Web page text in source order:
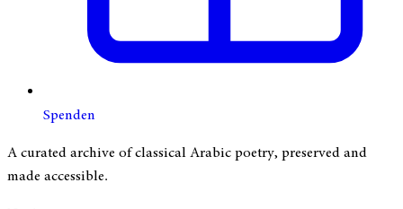
Spenden
A curated archive of classical Arabic poetry, preserved and
made accessible.